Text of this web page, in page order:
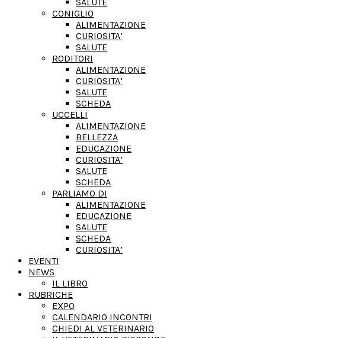
CONIGLIO
ALIMENTAZIONE
CURIOSITA’
SALUTE
RODITORI
ALIMENTAZIONE
CURIOSITA’
SALUTE
SCHEDA
UCCELLI
ALIMENTAZIONE
BELLEZZA
EDUCAZIONE
CURIOSITA’
SALUTE
SCHEDA
PARLIAMO DI
ALIMENTAZIONE
EDUCAZIONE
SALUTE
SCHEDA
CURIOSITA’
EVENTI
NEWS
IL LIBRO
RUBRICHE
EXPO
CALENDARIO INCONTRI
CHIEDI AL VETERINARIO